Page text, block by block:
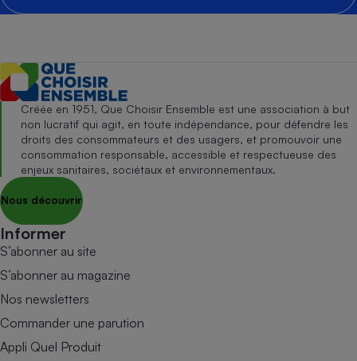
Créée en 1951, Que Choisir Ensemble est une association à but
non lucratif qui agit, en toute indépendance, pour défendre les
droits des consommateurs et des usagers, et promouvoir une
consommation responsable, accessible et respectueuse des
enjeux sanitaires, sociétaux et environnementaux.
Nous découvrir
Informer
S’abonner au site
S’abonner au magazine
Nos newsletters
Commander une parution
Appli Quel Produit